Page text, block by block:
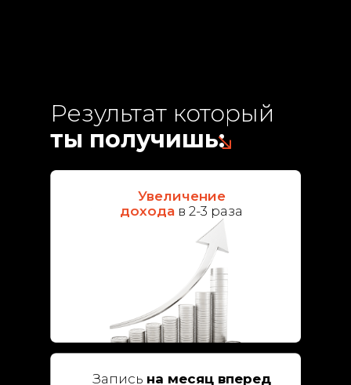
Результат который
ты получишь:
Увеличение
дохода в 2-3 раза
Запись на месяц вперед